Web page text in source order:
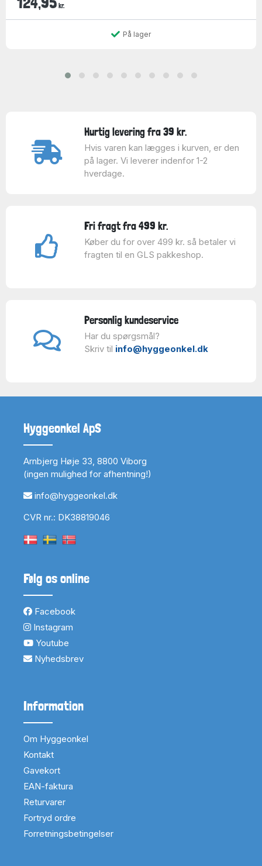
kr.
På lager
Hurtig levering fra 39 kr.
Hvis varen kan lægges i kurven, er den
på lager. Vi leverer indenfor 1-2
hverdage.
Fri fragt fra 499 kr.
Køber du for over 499 kr. så betaler vi
fragten til en GLS pakkeshop.
Personlig kundeservice
Har du spørgsmål?
Skriv til info@hyggeonkel.dk
Hyggeonkel ApS
Arnbjerg Høje 33, 8800 Viborg
(ingen mulighed for afhentning!)
info@hyggeonkel.dk
CVR nr.: DK38819046
Følg os online
Facebook
Instagram
Youtube
Nyhedsbrev
Information
Om Hyggeonkel
Kontakt
Gavekort
EAN-faktura
Returvarer
Fortryd ordre
Forretningsbetingelser